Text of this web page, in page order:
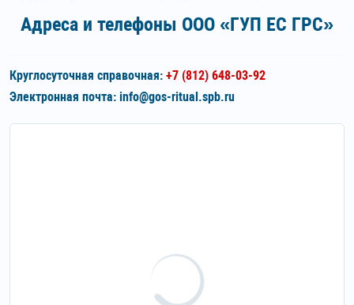
Адреса и телефоны ООО «ГУП ЕС ГРС»
Круглосуточная справочная: +7 (812) 648-03-92
Электронная почта: info@gos-ritual.spb.ru